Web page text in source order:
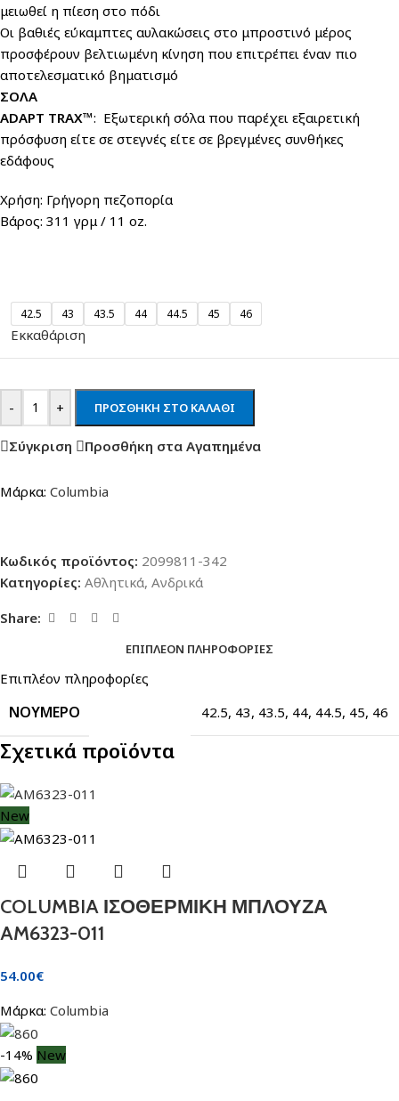
μειωθεί η πίεση στο πόδι
Οι βαθιές εύκαμπτες αυλακώσεις στο μπροστινό μέρος
προσφέρουν βελτιωμένη κίνηση που επιτρέπει έναν πιο
αποτελεσματικό βηματισμό
ΣΟΛΑ
ADAPT TRAX™: Εξωτερική σόλα που παρέχει εξαιρετική
πρόσφυση είτε σε στεγνές είτε σε βρεγμένες συνθήκες
εδάφους
Χρήση: Γρήγορη πεζοπορία
Βάρος: 311 γρμ / 11 oz.
42.5 43 43.5 44 44.5 45 46
Εκκαθάριση
- + ΠΡΟΣΘΉΚΗ ΣΤΟ ΚΑΛΆΘΙ
Σύγκριση Προσθήκη στα Αγαπημένα
Μάρκα: Columbia
Κωδικός προϊόντος: 2099811-342
Κατηγορίες: Αθλητικά, Ανδρικά
Share:
ΕΠΙΠΛΈΟΝ ΠΛΗΡΟΦΟΡΊΕΣ
Επιπλέον πληροφορίες
ΝΟΎΜΕΡΟ 42.5, 43, 43.5, 44, 44.5, 45, 46
Σχετικά προϊόντα
New
COLUMBIA ΙΣΟΘΕΡΜΙΚΗ ΜΠΛΟΥΖΑ
AM6323-011
54.00€
Μάρκα: Columbia
-14% New